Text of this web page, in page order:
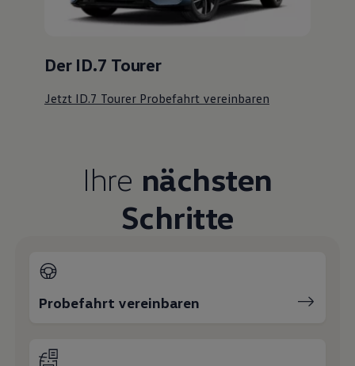
Der ID.7 Tourer
Jetzt ID.7 Tourer Probefahrt vereinbaren
Ihre nächsten
Schritte
Probefahrt vereinbaren